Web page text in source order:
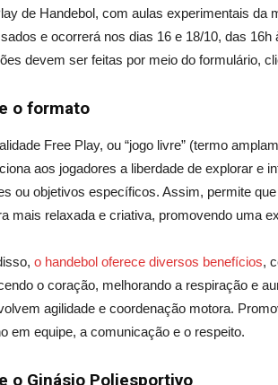
de Handebol, com aulas experimentais da
e ocorrerá nos dias 16 e 18/10, das 16h
devem ser feitas por meio do formulário,
o formato
alidade Free Play, ou “jogo livre” (termo
aos jogadores a liberdade de explorar e
ou objetivos específicos. Assim, permite
mais relaxada e criativa, promovendo uma
o handebol oferece diversos benefícios,
o coração, melhorando a respiração e
agilidade e coordenação motora.
em equipe, a comunicação e o respeito.
o Ginásio Poliesportivo